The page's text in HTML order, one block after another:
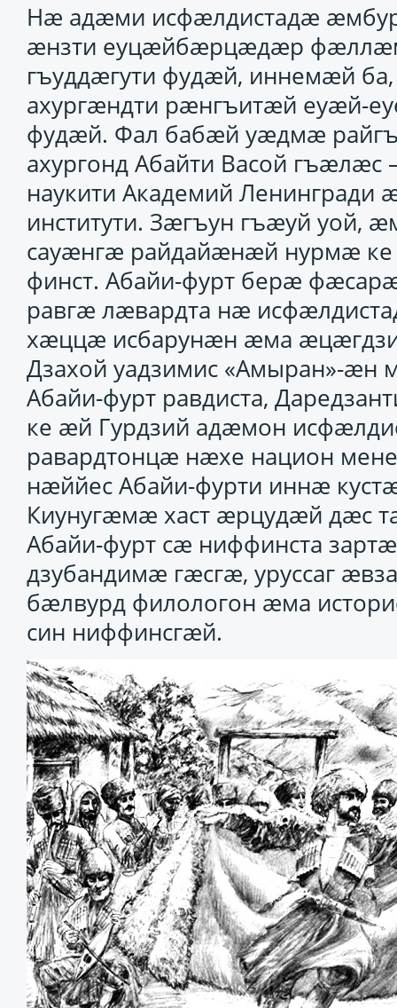
Нӕ адӕми исфӕлдистадӕ
ӕнзти еуцӕйбӕрцӕдӕр
гъуддӕгути фудӕй, иннемӕй
ахургӕндти рӕнгъитӕй еуӕй-
фудӕй. Фал бабӕй уӕдмӕ
ахургонд Абайти Васой гъӕлӕс
наукити Академий Ленингради
институти. Зӕгъун гъӕуй уой,
сауӕнгӕ райдайӕнӕй нурмӕ
финст. Абайи-фурт берӕ
равгӕ лӕвардта нӕ
хӕццӕ исбарунӕн ӕма
Дзахой уадзимис «Амыран»-ӕн
Абайи-фурт равдиста,
ке ӕй Гурдзий адӕмон
равардтонцӕ нӕхе национ
нӕййес Абайи-фурти иннӕ
Киунугӕмӕ хаст ӕрцудӕй дӕс
Абайи-фурт сӕ ниффинста
дзубандимӕ гӕсгӕ, уруссаг
бӕлвурд филологон ӕма
син ниффинсгӕй.